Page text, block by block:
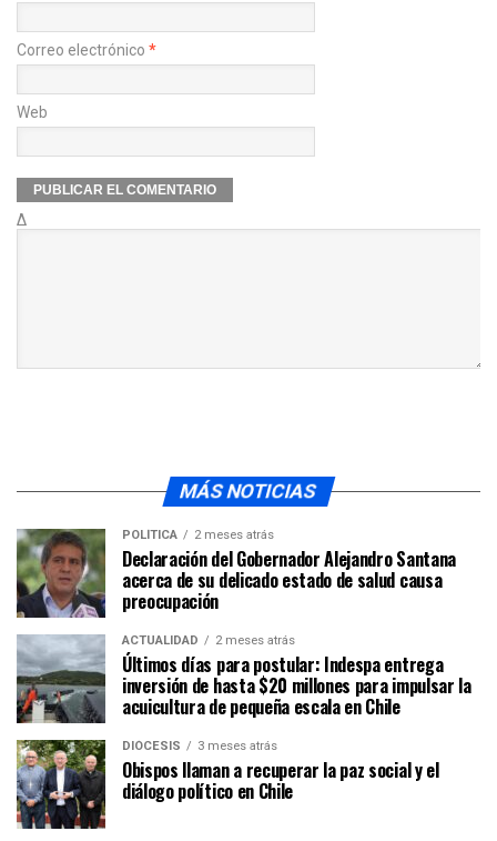
Correo electrónico *
Web
Δ
MÁS NOTICIAS
POLÍTICA 2 meses atrás
Declaración del Gobernador Alejandro Santana
acerca de su delicado estado de salud causa
preocupación
ACTUALIDAD 2 meses atrás
Últimos días para postular: Indespa entrega
inversión de hasta $20 millones para impulsar la
acuicultura de pequeña escala en Chile
DIÓCESIS 3 meses atrás
Obispos llaman a recuperar la paz social y el
diálogo político en Chile